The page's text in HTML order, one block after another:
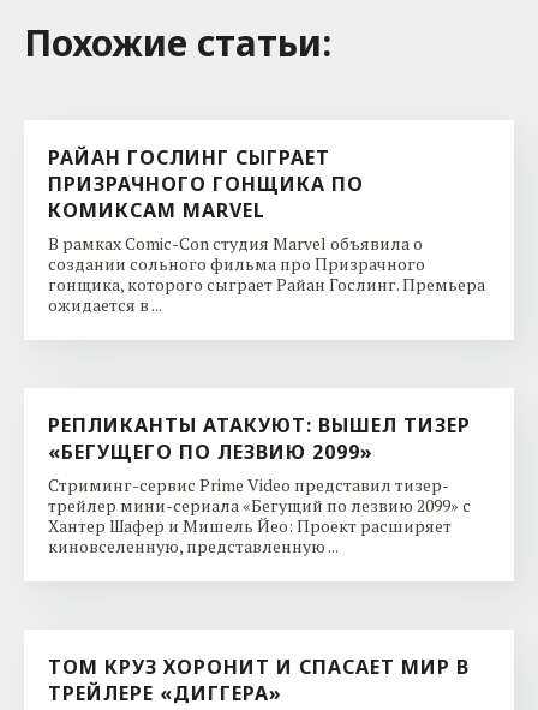
Похожие cтатьи:
РАЙАН ГОСЛИНГ СЫГРАЕТ
ПРИЗРАЧНОГО ГОНЩИКА ПО
КОМИКСАМ MARVEL
В рамках Comic-Con студия Marvel объявила о
создании сольного фильма про Призрачного
гонщика, которого сыграет Райан Гослинг. Премьера
ожидается в ...
РЕПЛИКАНТЫ АТАКУЮТ: ВЫШЕЛ ТИЗЕР
«БЕГУЩЕГО ПО ЛЕЗВИЮ 2099»
Стриминг-сервис Prime Video представил тизер-
трейлер мини-сериала «Бегущий по лезвию 2099» с
Хантер Шафер и Мишель Йео: Проект расширяет
киновселенную, представленную ...
ТОМ КРУЗ ХОРОНИТ И СПАСАЕТ МИР В
ТРЕЙЛЕРЕ «ДИГГЕРА»